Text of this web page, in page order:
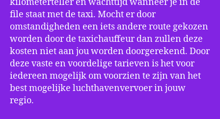
file staat met de taxi. Mocht er door
omstandigheden een iets andere route gekozen
worden door de taxichauffeur dan zullen deze
kosten niet aan jou worden doorgerekend. Door
deze vaste en voordelige tarieven is het voor
iedereen mogelijk om voorzien te zijn van het
best mogelijke luchthavenvervoer in jouw
regio.